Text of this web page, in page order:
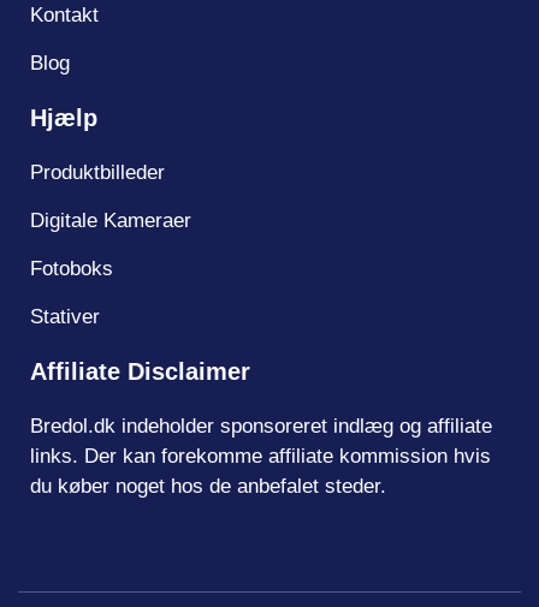
Kontakt
Blog
Hjælp
Produktbilleder
Digitale Kameraer
Fotoboks
Stativer
Affiliate Disclaimer
Bredol.dk indeholder sponsoreret indlæg og affiliate
links. Der kan forekomme affiliate kommission hvis
du køber noget hos de anbefalet steder.